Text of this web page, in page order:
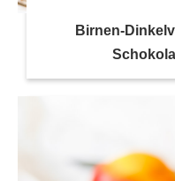
Birnen-